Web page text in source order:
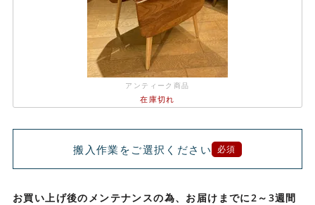
アンティーク商品
在庫切れ
搬入作業をご選択ください 必須
お買い上げ後のメンテナンスの為、お届けまでに2～3週間